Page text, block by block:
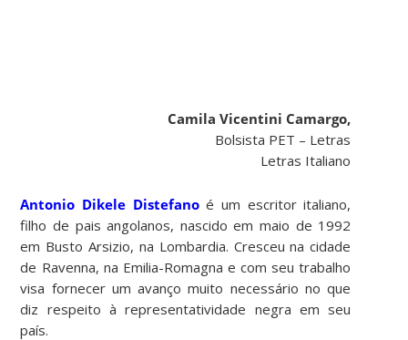
Camila Vicentini Camargo,
Bolsista PET – Letras
Letras Italiano
Antonio Dikele Distefanoé um escritor italiano,
filho de pais angolanos, nascido em maio de 1992
em Busto Arsizio, na Lombardia. Cresceu na cidade
de Ravenna, na Emilia-Romagna e com seu trabalho
visa fornecer um avanço muito necessário no que
diz respeito à representatividade negra em seu
país.